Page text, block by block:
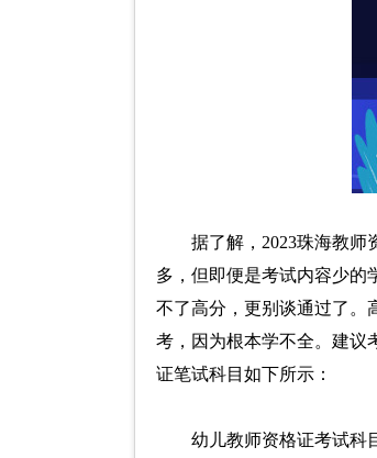
据了解，2023珠海教
多，但即便是考试内容少的
不了高分，更别谈通过了。
考，因为根本学不全。建议
证笔试科目如下所示：
幼儿教师资格证考试科